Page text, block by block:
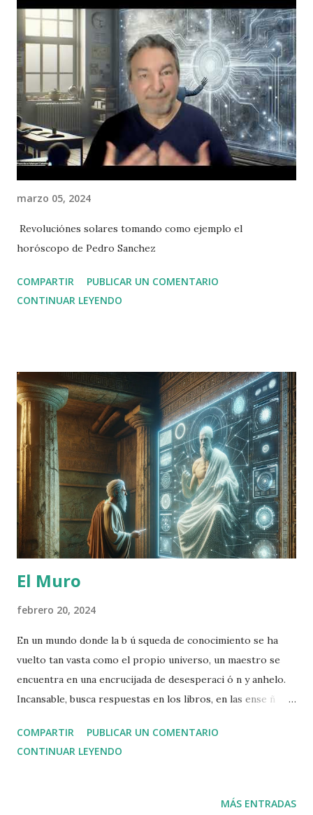
próximo 8 de abril, tendremos un eclipse total de Sol que
será visible en América del Norte. Su epicentro, donde la
oscuridad completa durará más tiempo —4 minutos y 28
segundos—, se encontrará en México, concretamente en la
localidad de Nazas. Sin embargo, el eclipse será total
también en partes de EE. UU. y Canadá, es decir, toda
América del Norte se verá influida por este eclipse. En
principio, podría parecer un eclipse má...
marzo 05, 2024
Revoluciónes solares tomando como ejemplo el
horóscopo de Pedro Sanchez
COMPARTIR
PUBLICAR UN COMENTARIO
CONTINUAR LEYENDO
El Muro
febrero 20, 2024
En un mundo donde la b ú squeda de conocimiento se ha
vuelto tan vasta como el propio universo, un maestro se
encuentra en una encrucijada de desesperaci ó n y anhelo.
Incansable, busca respuestas en los libros, en las ense ñ
Sin embargo, todas estas fuentes externas parecen
insuficientes para saciar su sed . Un d í a, llevado por la
hablando con un “ muro ” . Este muro, a primera vista,
COMPARTIR
PUBLICAR UN COMENTARIO
CONTINUAR LEYENDO
MÁS ENTRADAS